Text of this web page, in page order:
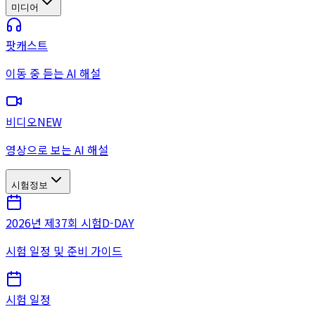
미디어
팟캐스트
이동 중 듣는 AI 해설
비디오NEW
영상으로 보는 AI 해설
시험정보
2026년 제37회 시험D-DAY
시험 일정 및 준비 가이드
시험 일정